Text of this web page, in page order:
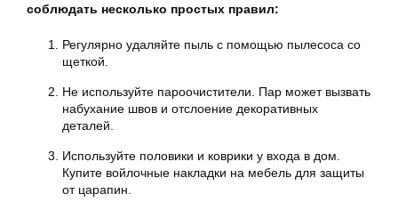
соблюдать несколько простых правил:
Регулярно удаляйте пыль с помощью пылесоса со
щеткой.
Не используйте пароочистители. Пар может вызвать
набухание швов и отслоение декоративных
деталей.
Используйте половики и коврики у входа в дом.
Купите войлочные накладки на мебель для защиты
от царапин.